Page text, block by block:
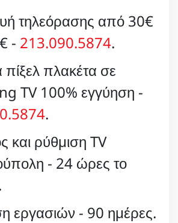
τηλεόρασης από 30€
- 213.090.5874.
πλακέτα σε
TV 100% εγγύηση -
.
και ρύθμιση TV
- 24 ώρες το
εργασιών - 90 ημέρες.